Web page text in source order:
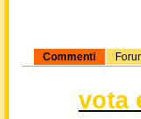
Commenti
vota